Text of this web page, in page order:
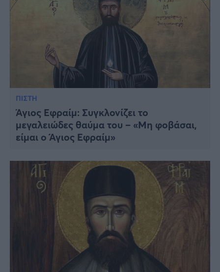
ΠΙΣΤΗ
Άγιος Εφραίμ: Συγκλονίζει το
μεγαλειώδες θαύμα του – «Μη φοβάσαι,
είμαι ο Άγιος Εφραίμ»